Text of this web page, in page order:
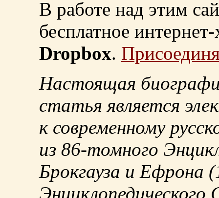
В работе над этим
бесплатное
Dropbox.
Настоящая
статья является
к современному
из 86-томного
Брокгауза и Ефрона
Энциклопедического